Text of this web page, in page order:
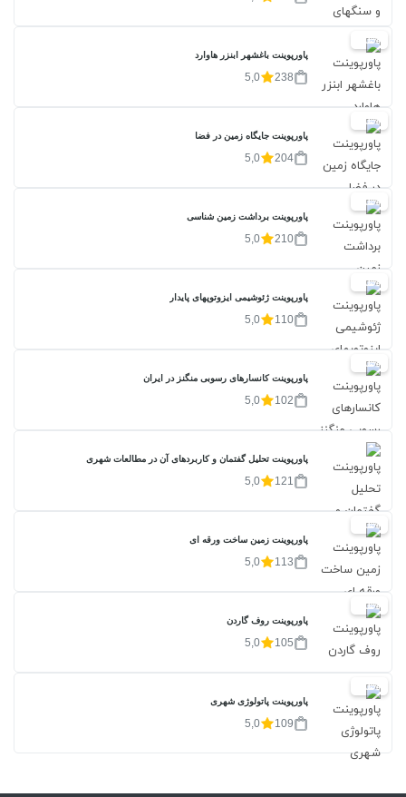
20%
پاورپوینت باغشهر ابنزر هاوارد
238
5,0
20%
پاورپوینت جایگاه زمین در فضا
204
5,0
20%
پاورپوینت برداشت زمین شناسی
210
5,0
20%
پاورپوینت ژئوشیمی ایزوتوپهای پایدار
110
5,0
20%
پاورپوینت کانسارهای رسوبی منگنز در ایران
102
5,0
پاورپوینت تحلیل گفتمان و کاربردهای آن در مطالعات شهری
121
5,0
20%
پاورپوینت زمین ساخت ورقه ای
113
5,0
20%
پاورپوینت روف گاردن
105
5,0
20%
پاورپوینت پاتولوژی شهری
109
5,0